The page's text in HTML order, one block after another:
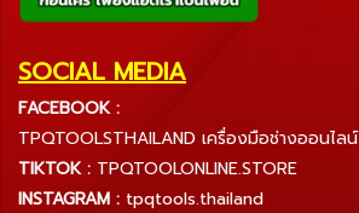
SOCIAL MEDIA
FACEBOOK :
TPQTOOLSTHAILAND เครื่องมือช่างออนไลน์
TIKTOK : TPQTOOLONLINE.STORE
INSTAGRAM : tpqtools.thailand